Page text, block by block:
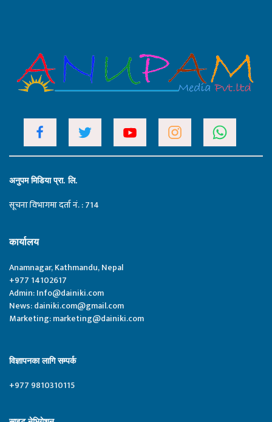
अनुपम मिडिया प्रा. लि.
सूचना विभागमा दर्ता नं. : 714
कार्यालय
Anamnagar, Kathmandu, Nepal
+977 14102617
Admin:Info@dainiki.com
News:dainiki.com@gmail.com
Marketing:marketing@dainiki.com
विज्ञापनका लागि सम्पर्क
+977 9810310115